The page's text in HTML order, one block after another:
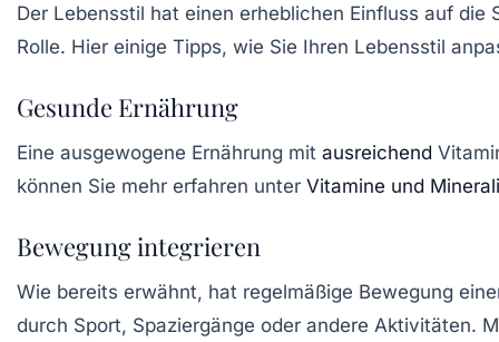
Der Lebensstil hat einen erheblichen Einfluss auf
Rolle. Hier einige Tipps, wie Sie Ihren Lebensstil
Gesunde Ernährung
Eine ausgewogene Ernährung mit ausreichend
können Sie mehr erfahren unter Vitamine und
Bewegung integrieren
Wie bereits erwähnt, hat regelmäßige Bewegung
durch Sport, Spaziergänge oder andere Aktivitäten.